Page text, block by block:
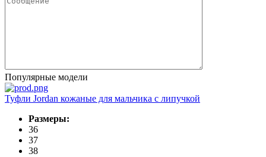
Популярные модели
Туфли Jordan кожаные для мальчика с липучкой
Размеры:
36
37
38